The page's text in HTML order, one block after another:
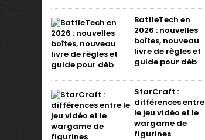
BattleTech en
2026 : nouvelles
boîtes, nouveau
livre de règles et
guide pour déb
StarCraft :
différences entre
le jeu vidéo et le
wargame de
figurines